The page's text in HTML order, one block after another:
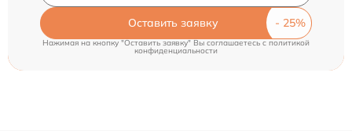
Оставить заявку
Нажимая на кнопку "Оставить заявку" Вы соглашаетесь cполитикой
конфиденциальности